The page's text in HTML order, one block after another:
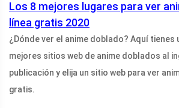
Los 8 mejores lugares para ver
línea gratis 2020
¿Dónde ver el anime doblado? Aquí tienes
mejores sitios web de anime doblados al
publicación y elija un sitio web para ver
gratis.